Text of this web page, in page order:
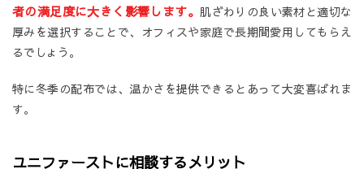
者の満足度に大きく影響します。肌ざわりの良い素材と適切な
厚みを選択することで、オフィスや家庭で長期間愛用してもらえ
るでしょう。
特に冬季の配布では、温かさを提供できるとあって大変喜ばれま
す。
ユニファーストに相談するメリット